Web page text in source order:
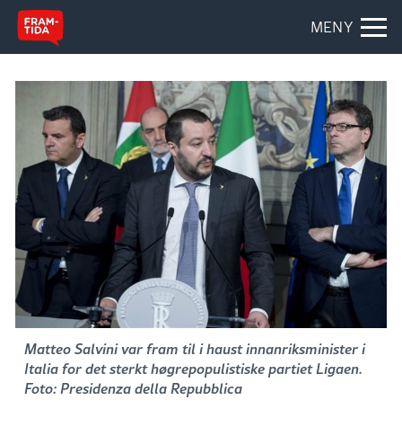
MENY
Matteo Salvini var fram til i haust innanriksminister i
Italia for det sterkt høgrepopulistiske partiet Ligaen.
Foto: Presidenza della Repubblica